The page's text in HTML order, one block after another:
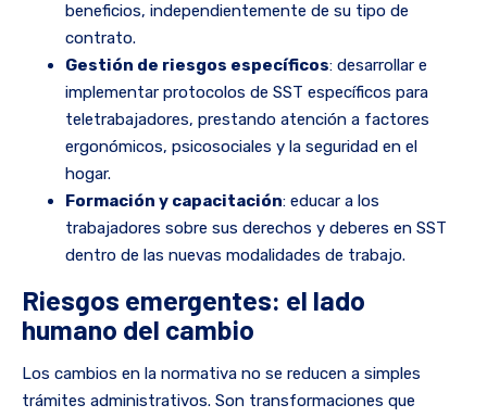
beneficios, independientemente de su tipo de
contrato.
Gestión de riesgos específicos: desarrollar e
implementar protocolos de SST específicos para
teletrabajadores, prestando atención a factores
ergonómicos, psicosociales y la seguridad en el
hogar.
Formación y capacitación: educar a los
trabajadores sobre sus derechos y deberes en SST
dentro de las nuevas modalidades de trabajo.
Riesgos emergentes: el lado
humano del cambio
Los cambios en la normativa no se reducen a simples
trámites administrativos. Son transformaciones que